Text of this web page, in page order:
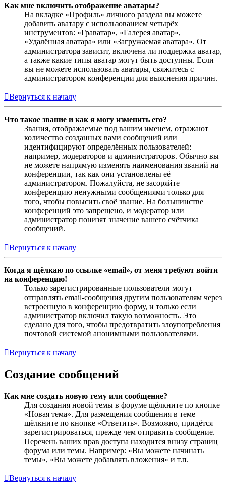
Как мне включить отображение аватары?
На вкладке «Профиль» личного раздела вы можете
добавить аватару с использованием четырёх
инструментов: «Граватар», «Галерея аватар»,
«Удалённая аватара» или «Загружаемая аватара». От
администратора зависит, включена ли поддержка аватар,
а также какие типы аватар могут быть доступны. Если
вы не можете использовать аватары, свяжитесь с
администратором конференции для выяснения причин.
Вернуться к началу
Что такое звание и как я могу изменить его?
Звания, отображаемые под вашим именем, отражают
количество созданных вами сообщений или
идентифицируют определённых пользователей:
например, модераторов и администраторов. Обычно вы
не можете напрямую изменять наименования званий на
конференции, так как они установлены её
администратором. Пожалуйста, не засоряйте
конференцию ненужными сообщениями только для
того, чтобы повысить своё звание. На большинстве
конференций это запрещено, и модератор или
администратор понизят значение вашего счётчика
сообщений.
Вернуться к началу
Когда я щёлкаю по ссылке «email», от меня требуют войти
на конференцию!
Только зарегистрированные пользователи могут
отправлять email-сообщения другим пользователям через
встроенную в конференцию форму, и только если
администратор включил такую возможность. Это
сделано для того, чтобы предотвратить злоупотребления
почтовой системой анонимными пользователями.
Вернуться к началу
Создание сообщений
Как мне создать новую тему или сообщение?
Для создания новой темы в форуме щёлкните по кнопке
«Новая тема». Для размещения сообщения в теме
щёлкните по кнопке «Ответить». Возможно, придётся
зарегистрироваться, прежде чем отправить сообщение.
Перечень ваших прав доступа находится внизу страниц
форума или темы. Например: «Вы можете начинать
темы», «Вы можете добавлять вложения» и т.п.
Вернуться к началу